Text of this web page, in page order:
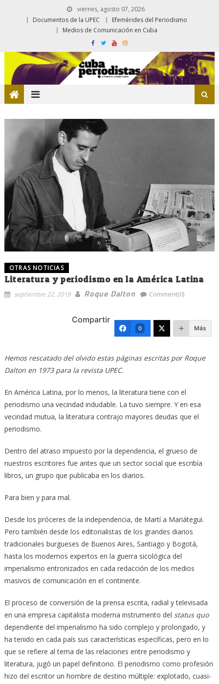
viernes, agosto 07, 2026
Documentos de la UPEC
Efemérides del Periodismo
Medios de Comunicación en Cuba
OTRAS NOTICIAS
Literatura y periodismo en la América Latina
septiembre 22, 2019 Roque Dalton Comment(0)
Compartir
0 Más
Hemos rescatado del olvido estas páginas escritas por Roque
Dalton en 1973 para la revista UPEC.
En América Latina, por lo menos, la literatura tiene con el
periodismo una vecindad indudable. La tuvo siempre. Y en esa
vecindad mutua, la literatura contrajo mayores deudas que el
periodismo.
Dentro del atraso impuesto por la dependencia, el grueso de
nuestros escritores fue antes que un sector social que escribía
libros, un grupo que publicaba en los diarios.
Para bien y para mal.
Desde los próceres de la independencia, de Martí a Mariátegui.
Pero también desde los editorialistas de los grandes diarios
tradicionales burgueses de Buenos Aires, Santiago y Bogotá,
hasta los modernos expertos en la guerra sicológica del
imperialismo entronizados en cada redacción de los medios
masivos de comunicación en el continente.
El proceso de conversión de la prensa escrita, radial y televisada
en una empresa capitalista moderna instrumento del status quo
dependiente del imperialismo ha sido complejo y prolongado, y
ha tenido en cada país sus características específicas, pero en lo
que se refiere al tema de las relaciones entre periodismo y
literatura, jugó un papel definitorio. El periodismo como profesión
hizo del escritor un hombre de destino múltiple: explotado, cuasi-